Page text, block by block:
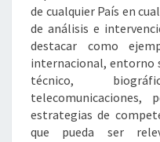
de cualquier País en
de análisis e
destacar como
internacional, entorno
técnico,
telecomunicaciones,
estrategias de
que pueda ser